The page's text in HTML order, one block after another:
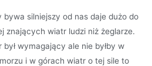
silniejszy od nas daje dużo do
znających wiatr ludzi niż żeglarze.
wymagający ale nie byłby w
i w górach wiatr o tej sile to